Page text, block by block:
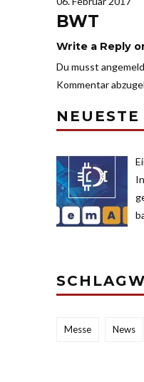
BWT
Write a Reply
Du musst
Kommentar
Messe News